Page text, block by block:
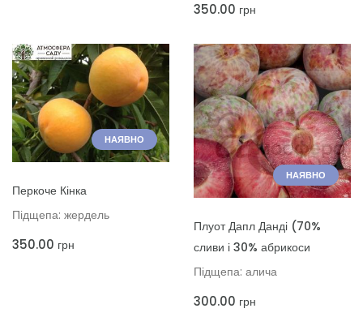
350.00 грн
НАЯВНО
Перкоче Кінка
Підщепа: жердель
350.00 грн
НАЯВНО
ДОДАТИ ДО КОШИКА
Плуот Дапл Данді (70%
сливи і 30% абрикоси
Підщепа: алича
300.00 грн